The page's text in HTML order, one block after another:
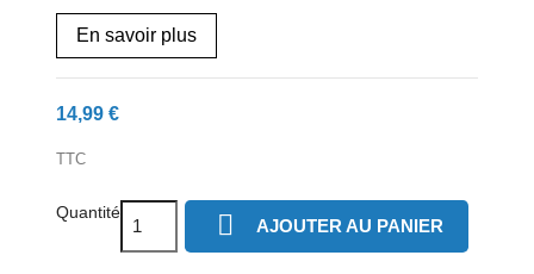
En savoir plus
14,99 €
TTC
Quantité  AJOUTER AU PANIER